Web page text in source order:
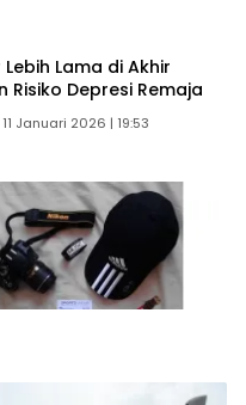
Lama di Akhir
Risiko Depresi Remaja
Januari 2026 | 19:53